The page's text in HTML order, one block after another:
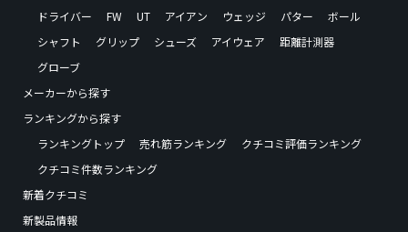
ドライバー
FW UT アイアン ウェッジ パター
ボール
シャフト
グリップ シューズ アイウェア
距離計測器
グローブ
メーカーから探す
ランキングから探す
ランキングトップ
売れ筋ランキング
クチコミ評価ランキング
クチコミ件数ランキング
新着クチコミ
新製品情報